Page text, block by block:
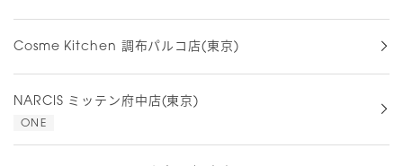
Cosme Kitchen 調布パルコ店(東京)
NARCIS ミッテン府中店(東京)
ONE